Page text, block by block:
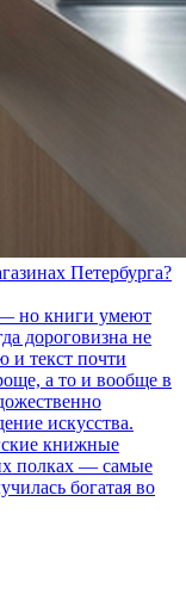
Петербурга?
— но книги умеют
дороговизна не
и текст почти
а то и вообще в
искусства.
книжные
полках — самые
богатая во